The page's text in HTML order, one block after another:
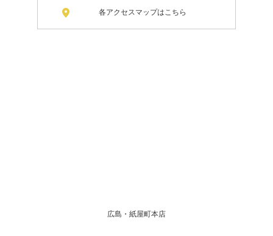
各アクセスマップはこちら
広島・紙屋町本店